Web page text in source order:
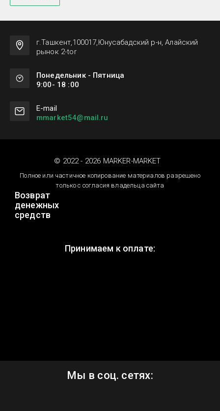
г.Ташкент,100017,Юнусабадский р-н, Алайский
рынок 2-tor
Понедельник - Пятница
9:00- 18 :00
Е-mail
mmarket54@mail.ru
© 2022 - 2026 MARKER-MARKET
Полное или частичное копирование материалов разрешено
только с согласия владельца сайта
Возврат
денежных
средств
Принимаем к оплате:
Мы в соц. сетях: